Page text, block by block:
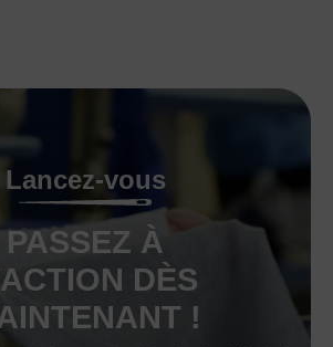
Lancez-vous
PASSEZ À
DÈS
!